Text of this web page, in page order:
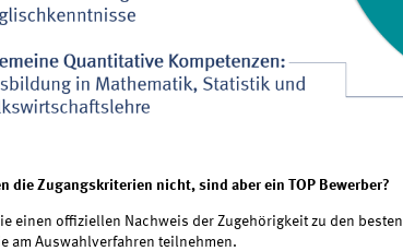
die Zugangskriterien nicht, sind aber ein TOP Bewerber?
einen offiziellen Nachweis der Zugehörigkeit zu den
am Auswahlverfahren teilnehmen.